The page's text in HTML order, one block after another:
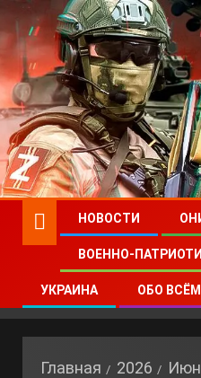
НОВОСТИ
ВОЕННО-
УКРАИНА ОБО ВСЁМ
Главная 2026